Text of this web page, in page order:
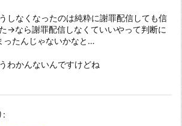
しなくなったのは純粋に謝罪配信しても信
→なら謝罪配信しなくていいやって判断に
ったんじゃないかなと…
わかんないんですけどね
: